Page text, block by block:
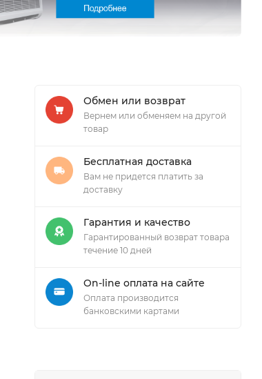
Обмен или возврат
Вернем или обменяем на другой
товар
Бесплатная доставка
Вам не придется платить за
доставку
Гарантия и качество
Гарантированный возврат товара
течение 10 дней
On-line оплата на сайте
Оплата производится
банковскими картами